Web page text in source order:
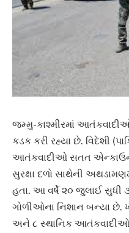
જમ્મુ-કાશ્મીરમાં આતંકવાદીઓ
કડક કરી રહ્યા છે. વિદેશી
આતંકવાદીઓ સતત
સુરક્ષા દળો સાથેની
હતા. આ વર્ષે ૨૦ જુલાઈ સુધી
ગોળીઓના નિશાન બન્યા છે.
અને ૮ સ્થાનિક આતંકવાદીઓ